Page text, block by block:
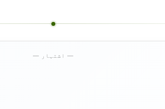
— اشتہار —